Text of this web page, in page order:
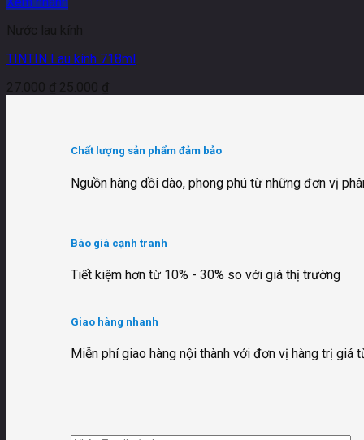
Nước lau kính
TINTIN Lau kính 718ml
27.000₫ 25.000 ₫
Chất lượng sản phẩm đảm bảo
Nguồn hàng dồi dào, phong phú từ những đơn vị
Báo giá cạnh tranh
Tiết kiệm hơn từ 10% - 30% so với giá thị trường
Giao hàng nhanh
Miễn phí giao hàng nội thành với đơn vị hàng trị giá